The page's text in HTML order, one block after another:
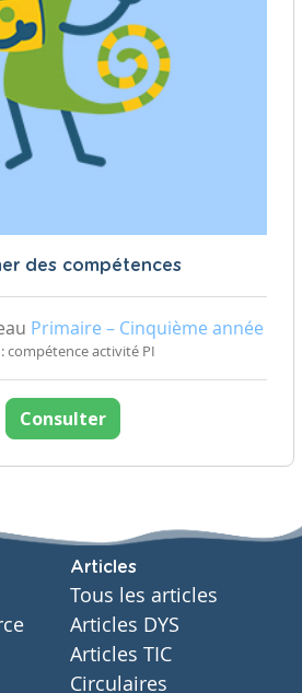
des compétences
Primaire – Cinquième année
: compétence activité PI
Consulter
Articles
Tous les articles
Articles DYS
Articles TIC
Circulaires